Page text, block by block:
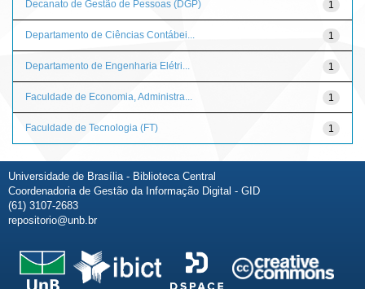
1
Decanato de Gestão de Pessoas (DGP)
1
Departamento de Ciências Contábei...
1
Departamento de Engenharia Elétri...
1
Faculdade de Economia, Administra...
1
Faculdade de Tecnologia (FT)
Universidade de Brasília - Biblioteca Central
Coordenadoria de Gestão da Informação Digital - GID
(61) 3107-2683
repositorio@unb.br